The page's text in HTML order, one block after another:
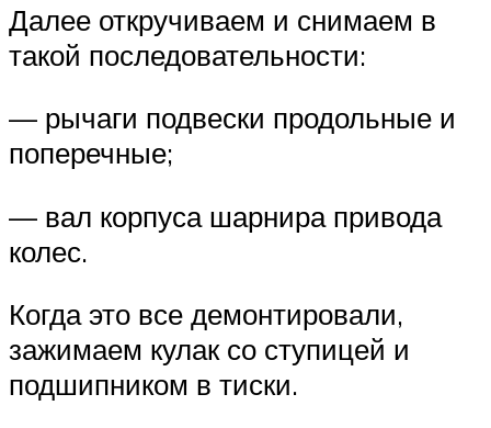
Далее откручиваем и снимаем в
такой последовательности:
— рычаги подвески продольные и
поперечные;
— вал корпуса шарнира привода
колес.
Когда это все демонтировали,
зажимаем кулак со ступицей и
подшипником в тиски.